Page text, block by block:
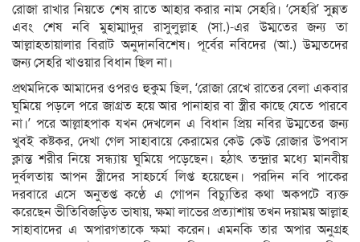
রোজা রাখার নিয়তে শেষ রাতে আহার করার নাম সেহরি। ‘সেহরি’ সুন্নত
এবং শেষ নবি মুহাম্মাদুর রাসুলুল্লাহ (সা.)-এর উম্মতের জন্য তা
আল্লাহতায়ালার বিরাট অনুদানবিশেষ। পূর্বের নবিদের (আ.) উম্মতদের
জন্য সেহরি খাওয়ার বিধান ছিল না।
প্রথমদিকে আমাদের ওপরও হুকুম ছিল, ‘রোজা রেখে রাতের বেলা একবার
ঘুমিয়ে পড়লে পরে জাগ্রত হয়ে আর পানাহার বা স্ত্রীর কাছে যেতে পারবে
না।’ পরে আল্লাহপাক যখন দেখলেন এ বিধান প্রিয় নবির উম্মতের জন্য
খুবই কষ্টকর, দেখা গেল সাহাবায়ে কেরামের কেউ কেউ রোজার উপবাস
ক্লান্ত শরীর নিয়ে সন্ধ্যায় ঘুমিয়ে পড়েছেন। হঠাৎ তন্দ্রার মধ্যে মানবীয়
দুর্বলতায় আপন স্ত্রীদের সাহচর্যে লিপ্ত হয়েছেন। পরদিন নবি পাকের
দরবারে এসে অনুতপ্ত কণ্ঠে এ গোপন বিচ্যুতির কথা অকপটে ব্যক্ত
করেছেন ভীতিবিজড়িত ভাষায়, ক্ষমা লাভের প্রত্যাশায় তখন দয়াময় আল্লাহ
সাহাবাদের এ অপারগতাকে ক্ষমা করেন। এমনকি তার অপার অনুগ্রহ